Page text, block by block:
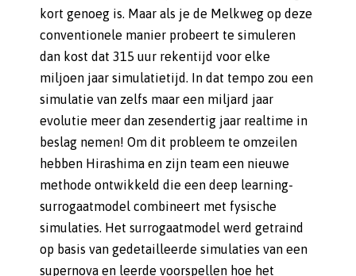
kort genoeg is. Maar als je de Melkweg op deze
conventionele manier probeert te simuleren
dan kost dat 315 uur rekentijd voor elke
miljoen jaar simulatietijd. In dat tempo zou een
simulatie van zelfs maar een miljard jaar
evolutie meer dan zesendertig jaar realtime in
beslag nemen! Om dit probleem te omzeilen
hebben Hirashima en zijn team een nieuwe
methode ontwikkeld die een deep learning-
surrogaatmodel combineert met fysische
simulaties. Het surrogaatmodel werd getraind
op basis van gedetailleerde simulaties van een
supernova en leerde voorspellen hoe het